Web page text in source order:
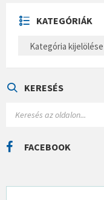
U
M
KATEGÓRIÁK
E
Á
KERESÉS
C
H
FACEBOOK